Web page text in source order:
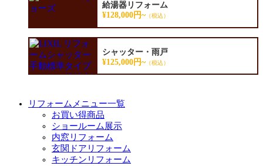
給湯器リフォーム
¥128,000円~（税込）
シャッター・雨戸
¥125,000円~（税込）
リフォームメニュー一覧
お買い得商品
ショールーム展示
内窓リフォーム
玄関ドアリフォーム
キッチンリフォーム